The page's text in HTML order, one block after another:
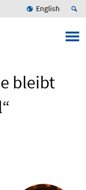
English
bleibt